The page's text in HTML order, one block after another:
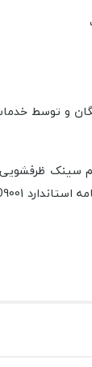
پس از فروش استیل
سینک